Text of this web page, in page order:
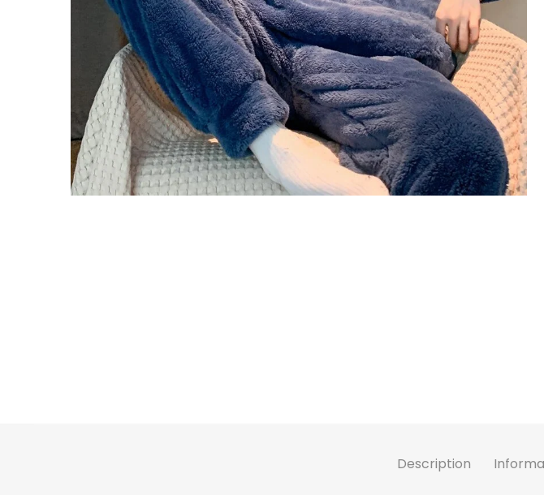
Description